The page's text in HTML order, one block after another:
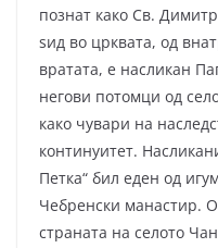
познат како Св.
ѕид во црквата, од
вратата, е насликан
негови потомци од
како чувари на
континуитет.
Петка“ бил еден од
Чебренски манастир.
страната на селото